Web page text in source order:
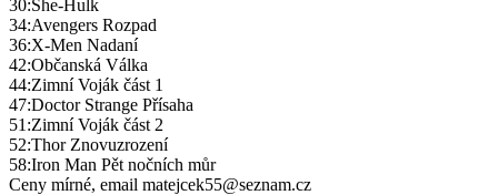
30:She-Hulk
34:Avengers Rozpad
36:X-Men Nadaní
42:Občanská Válka
44:Zimní Voják část 1
47:Doctor Strange Přísaha
51:Zimní Voják část 2
52:Thor Znovuzrození
58:Iron Man Pět nočních můr
Ceny mírné, email matejcek55@seznam.cz